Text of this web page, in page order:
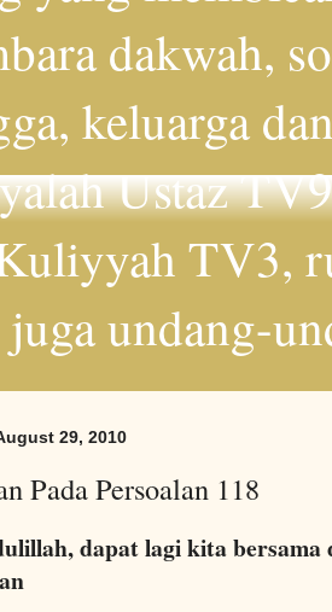
dakwah,
keluarga
Ustaz
TV3,
undang-
29, 2010
Pada Persoalan 118
dapat lagi kita bersama